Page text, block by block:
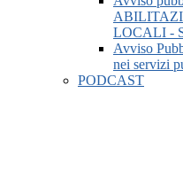
LOCALI -
Avviso
nei servizi
PODCAST